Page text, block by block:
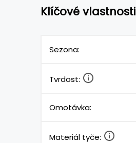
Klíčové vlastnosti
Sezona:
Tvrdost:
Omotávka:
Materiál tyče: